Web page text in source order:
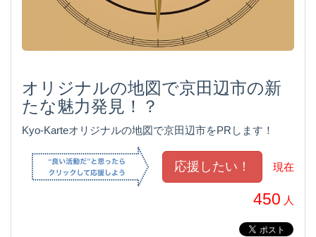
オリジナルの地図で京田辺市の新
たな魅力発見！？
Kyo-Karteオリジナルの地図で京田辺市をPRします！
現在
450 人